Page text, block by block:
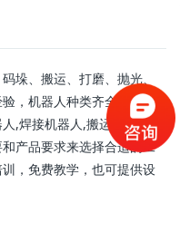
垛、搬运、打磨、抛光、
，机器人种类齐全，自主
,焊接机器人,搬运机器人,焊
产品要求来选择合适的工
，免费教学，也可提供设